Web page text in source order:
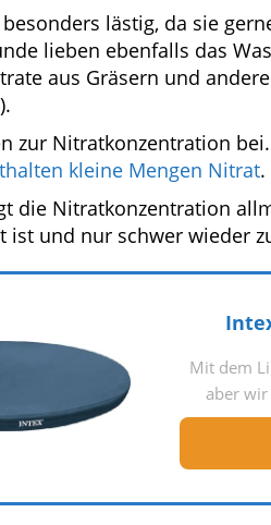
lästig, da sie
lieben ebenfalls das
aus Gräsern und
).
zur Nitratkonzentration
kleine Mengen Nitrat.
die Nitratkonzentration
ist und nur schwer wieder
Mit dem
aber